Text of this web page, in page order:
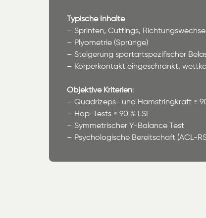
Typische Inhalte
– Sprinten, Cuttings, Richtungswechsel
– Plyometrie (Sprünge)
– Steigerung sportartspezifischer
– Körperkontakt eingeschränkt,
Objektive Kriterien:
– Quadrizeps- und Hamstringkraft ≥ 90
– Hop-Tests ≥ 90 % LSI
– Symmetrischer Y-Balance Test
– Psychologische Bereitschaft (ACL-